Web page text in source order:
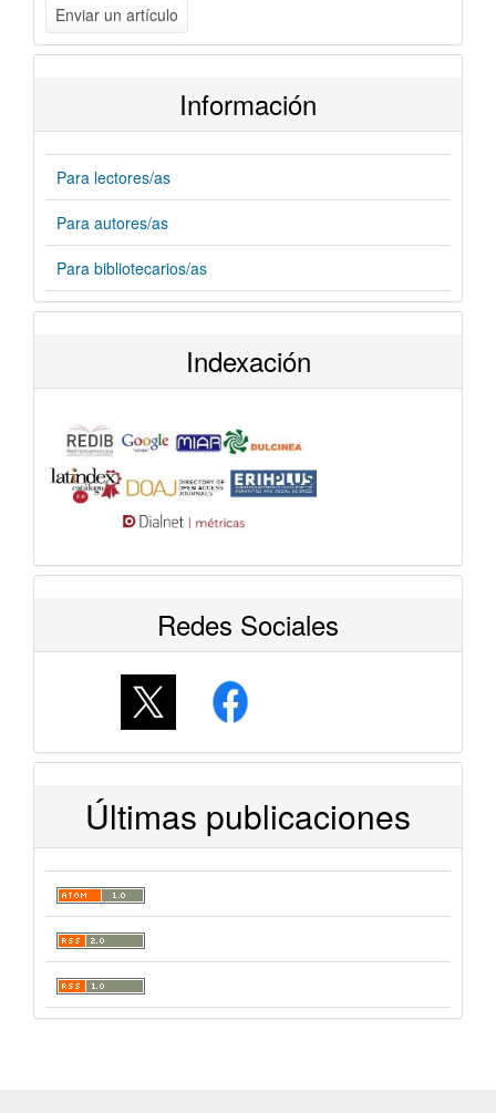
Enviar un artículo
Información
Para lectores/as
Para autores/as
Para bibliotecarios/as
Indexación
Redes Sociales
Últimas publicaciones